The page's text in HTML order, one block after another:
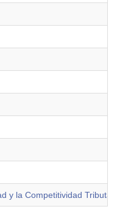
y la Competitividad